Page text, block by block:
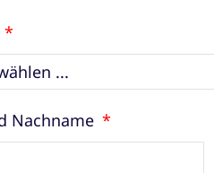
Nachname